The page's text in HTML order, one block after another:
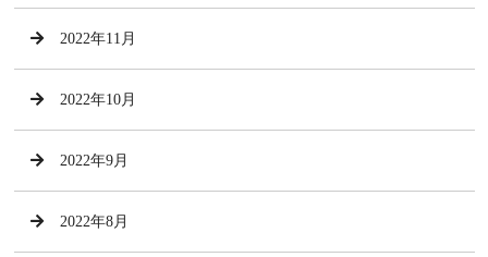
2022年11月
2022年10月
2022年9月
2022年8月